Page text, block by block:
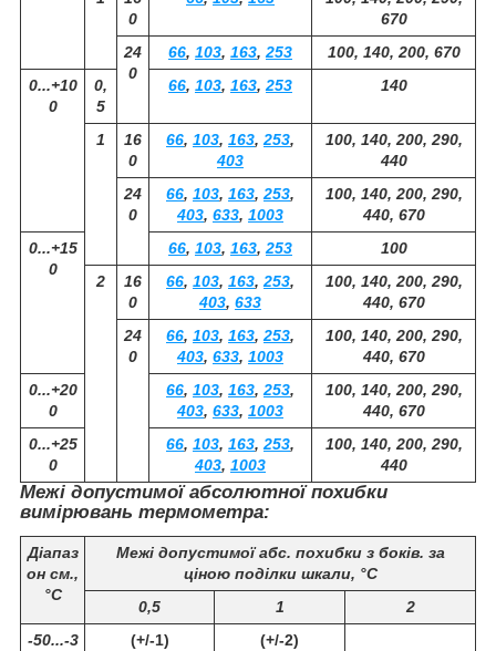
0
670
24
0
66, 103, 163,253
100, 140, 200, 670
0...+10
0
0,
5
66, 103, 163,253 140
1
16
0
66, 103, 163,253,
403
100, 140, 200, 290,
440
24
0
66, 103, 163,253,
403, 633, 1003
100, 140, 200, 290,
440, 670
0...+15
0
66, 103, 163,253
100
2
16
0
66, 103, 163,253,
403, 633
100, 140, 200, 290,
440, 670
24
0
66, 103, 163,253,
403, 633, 1003
100, 140, 200, 290,
440, 670
0...+20
0
66, 103, 163,253,
403, 633, 1003
100, 140, 200, 290,
440, 670
0...+25
0
66, 103, 163,253,
403, 1003
100, 140, 200, 290,
440
Межі допустимої абсолютної похибки
вимірювань термометра:
Діапаз
он см.,
°С
Межі допустимої абс. похибки з боків. за
ціною поділки шкали, °C
0,5
1
2
-50...-3
(+/-1) (+/-2)